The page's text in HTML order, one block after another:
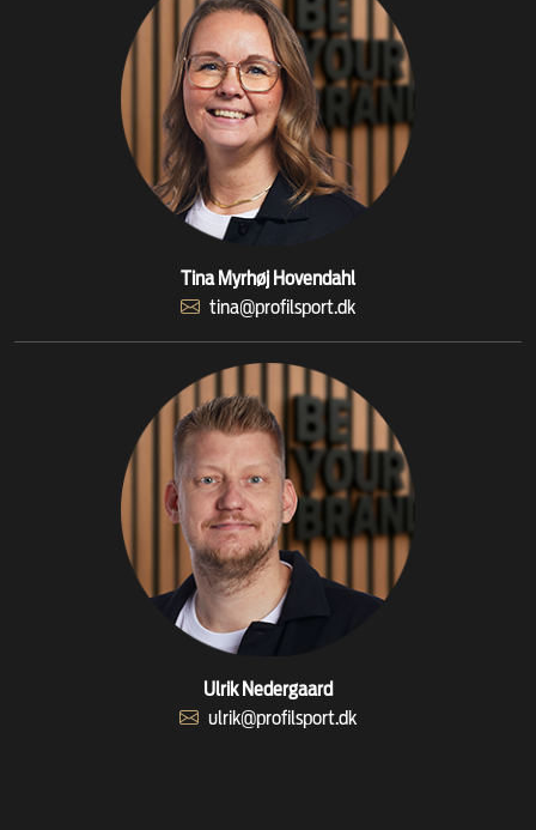
Tina Myrhøj Hovendahl
tina@profilsport.dk
Ulrik Nedergaard
ulrik@profilsport.dk